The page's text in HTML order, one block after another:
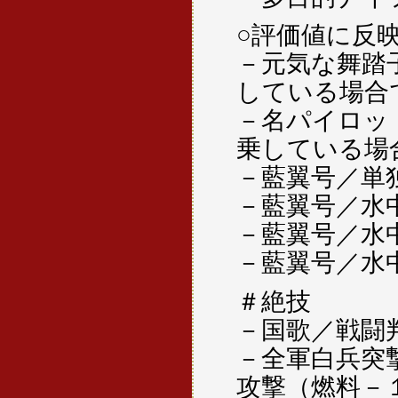
○評価値に反
－元気な舞
している場
－名パイロ
乗している場
－藍翼号／
－藍翼号／
－藍翼号／
－藍翼号／
＃絶技
－国歌／戦闘
－全軍白兵
攻撃（燃料－